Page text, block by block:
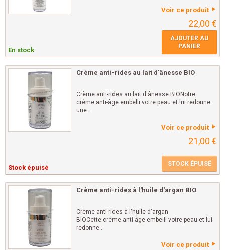
Voir ce produit
22,00 €
En stock
AJOUTER AU
PANIER
Crème anti-rides au lait d'ânesse BIO
Crème anti-rides au lait d'ânesse BIONotre
crème anti-âge embelli votre peau et lui redonne
une...
Voir ce produit
21,00 €
Stock épuisé STOCK ÉPUISÉ
Crème anti-rides à l'huile d'argan BIO
Crème anti-rides à l'huile d'argan
BIOCette crème anti-âge embelli votre peau et lui
redonne...
Voir ce produit